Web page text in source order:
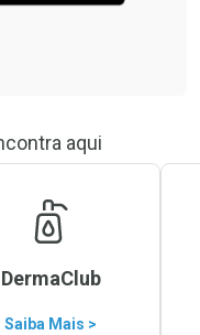
aqui
DermaClub
Saiba Mais >